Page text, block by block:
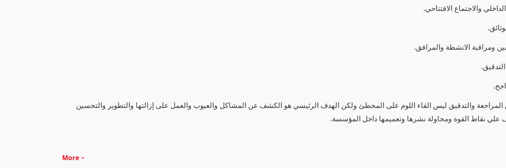
المراجعة والتدقيق ليس القاء اللوم على المخطئ ولكن الهدف الرئيسي هو الكشف عن المشاكل والعيوب والعمل على إزالتها والتطوير والتحسين
علي نقاط القوة ومحاولة نشرها وتعميمها داخل المؤسسة.
More